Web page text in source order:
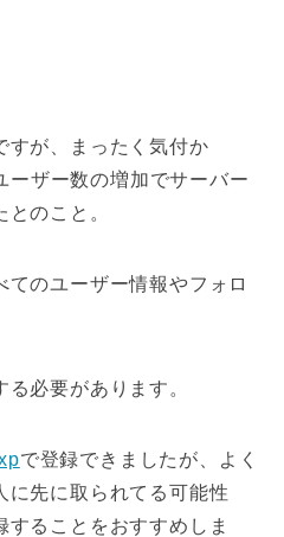
すが、まったく気付か
ザー数の増加でサーバー
のこと。
のユーザー情報やフォロ
必要があります。
で登録できましたが、よく
に先に取られてる可能性
することをおすすめしま